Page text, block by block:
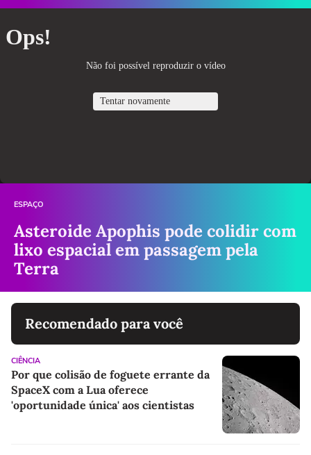
ESPAÇO
Asteroide Apophis pode colidir com
lixo espacial em passagem pela
Terra
Recomendado para você
CIÊNCIA
Por que colisão de foguete errante da
SpaceX com a Lua oferece
'oportunidade única' aos cientistas